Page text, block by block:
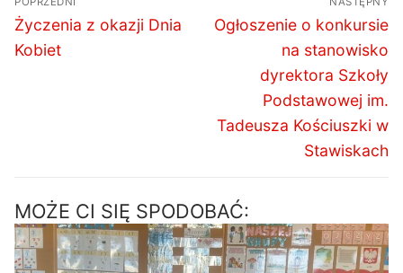
wpisu
Poprzedni
wpis:
Życzenia z okazji Dnia
Kobiet
Następny
Ogłoszenie o konkursie
na stanowisko
dyrektora Szkoły
Podstawowej im.
Tadeusza Kościuszki w
Stawiskach
MOŻE CI SIĘ SPODOBAĆ: